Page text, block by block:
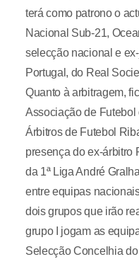
terá como patrono o
Nacional Sub-21,
selecção nacional e
Portugal, do Real
Quanto à arbitragem,
Associação de
Árbitros de Futebol
presença do ex-árbitro
da 1ª Liga André
entre equipas
dois grupos que irão
grupo I jogam as
Selecção Concelhia